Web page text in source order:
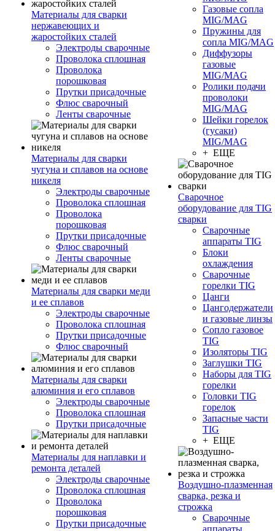
Материалы для сварки
нержавеющих и
жаростойких сталей
Электроды сварочные
Проволока сплошная
Проволока
порошковая
Прутки присадочные
Флюс сварочный
Ленты сварочные
Материалы для сварки
чугуна и сплавов на основе
никеля
Электроды сварочные
Проволока сплошная
Проволока
порошковая
Прутки присадочные
Флюс сварочный
Ленты сварочные
Материалы для сварки меди
и ее сплавов
Электроды сварочные
Проволока сплошная
Прутки присадочные
Флюс сварочный
Материалы для сварки
алюминия и его сплавов
Электроды сварочные
Проволока сплошная
Прутки присадочные
Материалы для наплавки и
ремонта деталей
Электроды сварочные
Проволока сплошная
Проволока
порошковая
Прутки присадочные
Газовые сопла
MIG/MAG
Пружины для
сопла MIG/MAG
Диффузоры
газовые
MIG/MAG
Ролики подачи
проволоки
MIG/MAG
Шейки горелок
(гусаки)
MIG/MAG
+ ЕЩЕ
Сварочное
оборудование для TIG
сварки
Сварочные
аппараты TIG
Блоки
охлаждения
Сварочные
горелки TIG
Цанги
Цангодержатели
и газовые линзы
Сопло газовое
TIG
Изоляторы TIG
Заглушки TIG
Наборы для TIG
горелки
Головки TIG
горелок
Запасные части
TIG
+ ЕЩЕ
Воздушно-плазменная
сварка, резка и
строжка
Сварочные
аппараты